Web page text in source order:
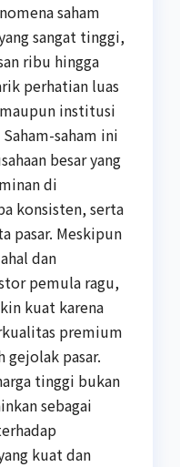
saham
sangat tinggi,
ribu hingga
perhatian luas
institusi
saham ini
besar yang
di
konsisten, serta
pasar. Meskipun
dan
pemula ragu,
kuat karena
premium
gejolak pasar.
tinggi bukan
sebagai
kuat dan